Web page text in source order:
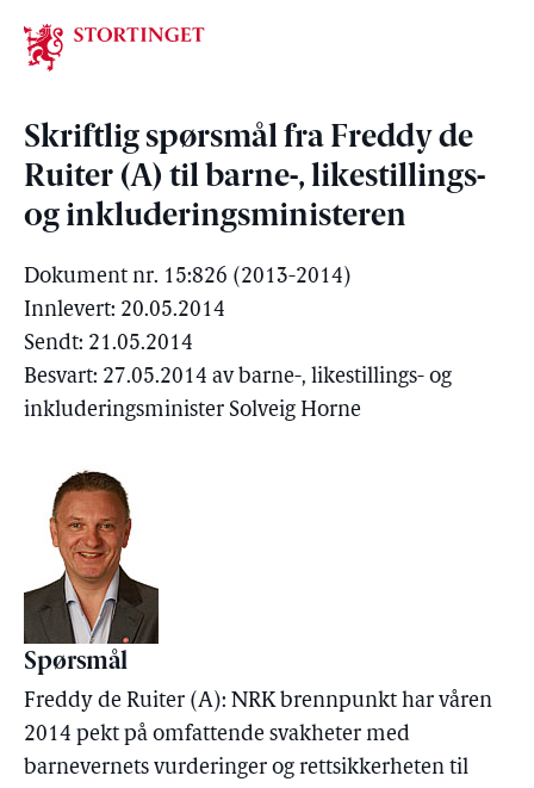
Stortinget.no
Skriftlig spørsmål fra Freddy de
Ruiter (A) til barne-, likestillings-
og inkluderingsministeren
Dokument nr. 15:826 (2013-2014)
Innlevert: 20.05.2014
Sendt: 21.05.2014
Besvart: 27.05.2014 av barne-, likestillings- og
inkluderingsminister Solveig Horne
Spørsmål
Freddy de Ruiter (A): NRK brennpunkt har våren
2014 pekt på omfattende svakheter med
barnevernets vurderinger og rettsikkerheten til